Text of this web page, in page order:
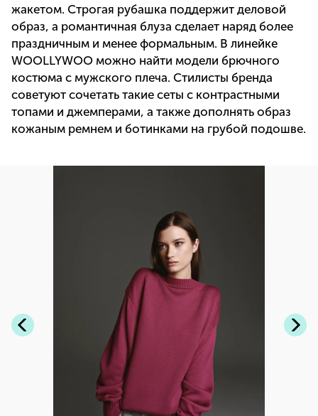
жакетом. Строгая рубашка поддержит деловой
образ, а романтичная блуза сделает наряд более
праздничным и менее формальным. В линейке
WOOLLYWOO можно найти модели брючного
костюма с мужского плеча. Стилисты бренда
советуют сочетать такие сеты с контрастными
топами и джемперами, а также дополнять образ
кожаным ремнем и ботинками на грубой подошве.